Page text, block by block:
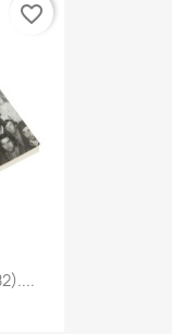
favorite_border